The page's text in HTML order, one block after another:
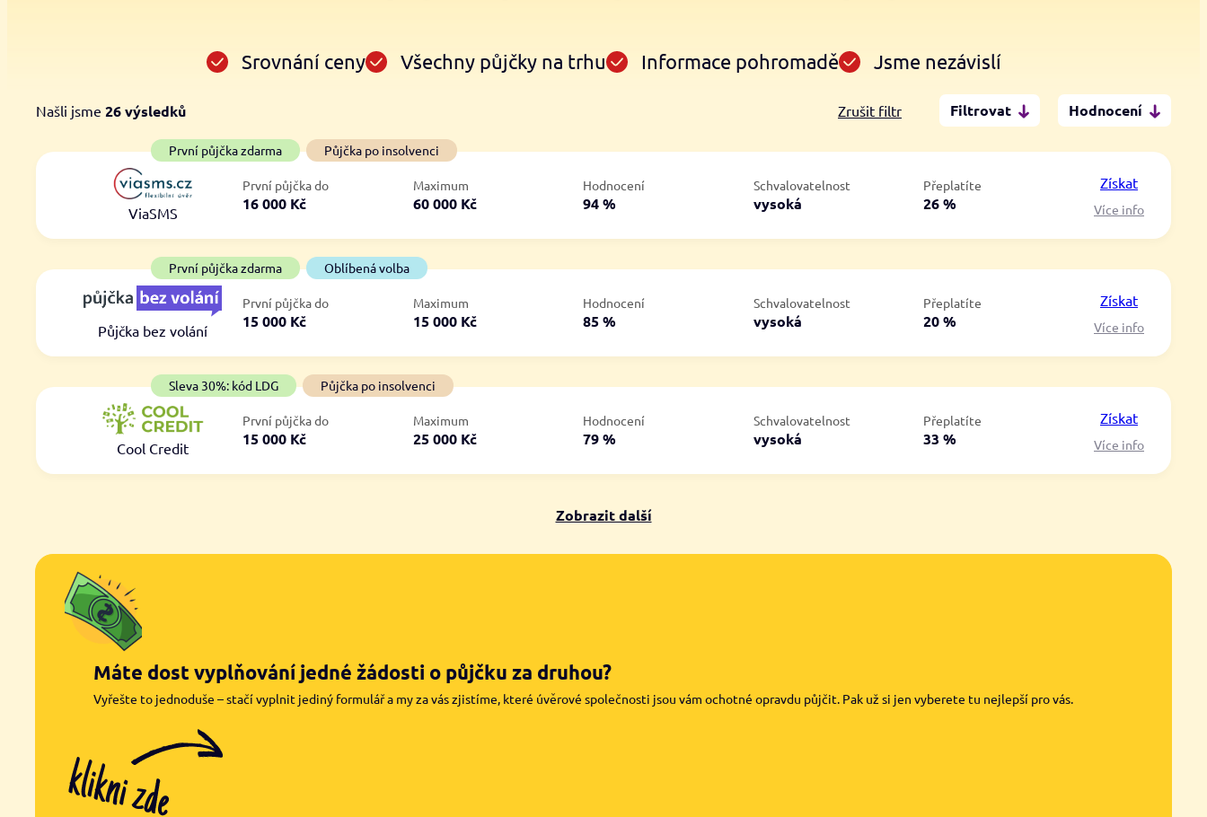
Srovnání ceny Všechny půjčky na trhu Informace pohromadě Jsme nezávislí
Zrušit filtr Filtrovat
Hodnocení
Od
Do
První půjčka zdarma
ano
Našli jsme 26výsledků
První půjčka zdarma Půjčka po insolvenci
ViaSMS
První půjčka do
16 000 Kč
Maximum
60 000 Kč
Hodnocení
94 %
Schvalovatelnost
vysoká
Přeplatíte
26 %
Získat
Více info
První půjčka zdarma Oblíbená volba
Půjčka bez volání
První půjčka do
15 000 Kč
Maximum
15 000 Kč
Hodnocení
85 %
Schvalovatelnost
vysoká
Přeplatíte
20 %
Získat
Více info
Sleva 30%: kód LDG Půjčka po insolvenci
Cool Credit
První půjčka do
15 000 Kč
Maximum
25 000 Kč
Hodnocení
79 %
Schvalovatelnost
vysoká
Přeplatíte
33 %
Získat
Více info
Zobrazit další
Máte dost vyplňování jedné žádosti o půjčku za druhou?
Vyřešte to jednoduše – stačí vyplnit jediný formulář a my za vás zjistíme, které úvěrové společnosti jsou vám ochotné opravdu půjčit. Pak už si jen vyberete tu nejlepší pro vás.